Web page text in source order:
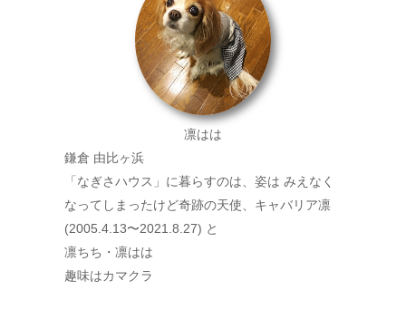
凛はは
鎌倉 由比ヶ浜
「なぎさハウス」に暮らすのは、姿は みえなく
なってしまったけど奇跡の天使、キャバリア凛
(2005.4.13〜2021.8.27) と
凛ちち・凛はは
趣味はカマクラ